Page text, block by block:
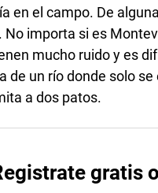
en el campo. De
No importa si es
mucho ruido y es
de un río donde solo
a dos patos.
gratis